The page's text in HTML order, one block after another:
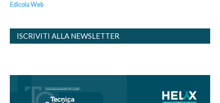
Edicola Web
ISCRIVITI ALLA NEWSLETTER